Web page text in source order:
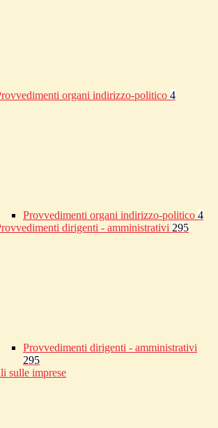
organi indirizzo-politico 4
Provvedimenti organi indirizzo-politico 4
dirigenti - amministrativi 295
Provvedimenti dirigenti - amministrativi
295
sulle imprese